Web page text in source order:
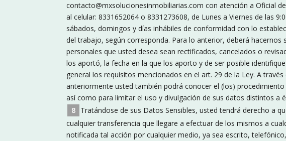
contacto@mxsolucionesinmobiliarias.com con atención a Oficial
al celular: 8331652064 o 8331273608, de Lunes a Viernes de las
sábados, domingos y días inhábiles de conformidad con lo
del trabajo, según corresponda. Para lo anterior, deberá
personales que usted desea sean rectificados, cancelados o
los aportó, la fecha en la que los aporto y de ser posible
general los requisitos mencionados en el art. 29 de la Ley. A
anteriormente usted también podrá conocer el (los)
así como para limitar el uso y divulgación de sus datos distintos a
Tratándose de sus Datos Sensibles, usted tendrá derecho a
cualquier transferencia que llegare a efectuar de los mismos a
notificada tal acción por cualquier medio, ya sea escrito,